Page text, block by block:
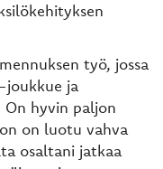
työ, jossa
joukkue ja
On hyvin paljon
on luotu vahva
osaltani jatkaa